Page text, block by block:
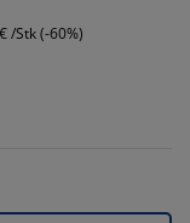
/Stk (-60%)